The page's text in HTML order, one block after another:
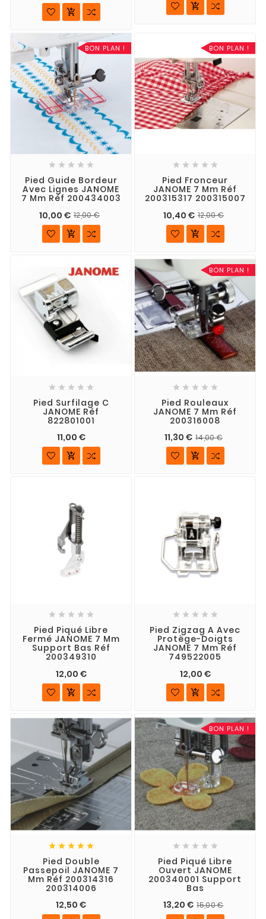


BON PLAN !
    
Pied Guide Bordeur
Avec Lignes JANOME
7 Mm Réf 200434003
10,00 € 12,00 €

BON PLAN !
    
Pied Fronceur
JANOME 7 Mm Réf
200315317 200315007
10,40 € 12,00 €

    
Pied Surfilage C
JANOME Réf
822801001
11,00 €

BON PLAN !
    
Pied Rouleaux
JANOME 7 Mm Réf
200316008
11,30 € 14,00 €

    
Pied Piqué Libre
Fermé JANOME 7 Mm
Support Bas Réf
200349310
12,00 €

    
Pied Zigzag A Avec
Protège-Doigts
JANOME 7 Mm Réf
749522005
12,00 €

    
Pied Double
Passepoil JANOME 7
Mm Réf 200314316
200314006
12,50 €
BON PLAN !
    
Pied Piqué Libre
Ouvert JANOME
200340001 Support
Bas
13,20 € 15,00 €